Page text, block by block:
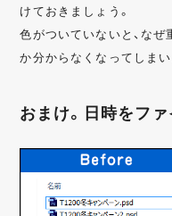
けておきましょう。
色がついていないと、な
か分からなくなってしまい
おまけ。日時をフ